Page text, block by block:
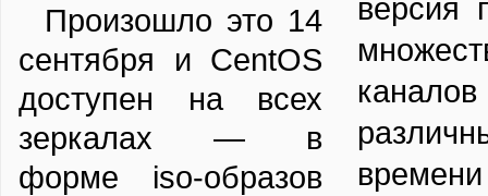
Произошло это 14
сентября и CentOS
доступен на всех
зеркалах — в
форме iso-образов
версия